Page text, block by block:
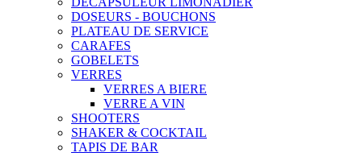
DOSEURS - BOUCHONS
PLATEAU DE SERVICE
CARAFES
GOBELETS
VERRES
VERRES A BIERE
VERRE A VIN
SHOOTERS
SHAKER & COCKTAIL
TAPIS DE BAR